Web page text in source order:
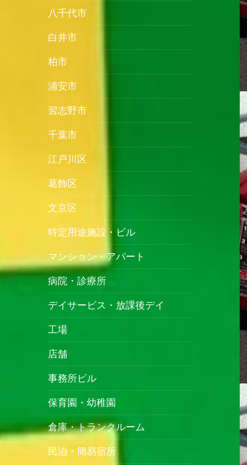
八千代市
白井市
柏市
浦安市
習志野市
千葉市
江戸川区
葛飾区
文京区
特定用途施設・ビル
マンション・アパート
病院・診療所
デイサービス・放課後デイ
工場
店舗
事務所ビル
保育園・幼稚園
倉庫・トランクルーム
民泊・簡易宿所